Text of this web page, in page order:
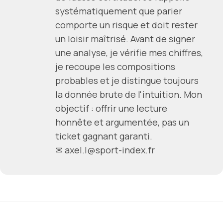
systématiquement que parier
comporte un risque et doit rester
un loisir maîtrisé. Avant de signer
une analyse, je vérifie mes chiffres,
je recoupe les compositions
probables et je distingue toujours
la donnée brute de l'intuition. Mon
objectif : offrir une lecture
honnête et argumentée, pas un
ticket gagnant garanti.
✉ axel.l@sport-index.fr